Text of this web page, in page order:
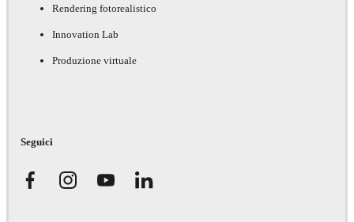
Rendering fotorealistico
Innovation Lab
Produzione virtuale
Seguici